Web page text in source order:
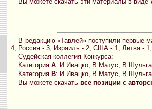
В редакцию «Тавлей» поступили первые
4, Россия - 3, Израиль - 2, США - 1, Литва -
Судейская коллегия Конкурса:
КатегорияA: И.Ивацко, В.Матус,
Категория B: И.Ивацко, В.Матус,
Вы можете скачатьвсе позиции с